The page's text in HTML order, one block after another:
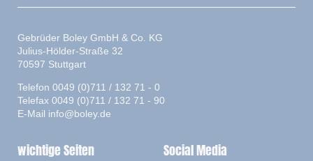
Gebrüder Boley GmbH & Co. KG
Julius-Hölder-Straße 32
70597 Stuttgart
Telefon 0049 (0)711 / 132 71 - 0
Telefax 0049 (0)711 / 132 71 - 90
E-Mail info@boley.de
wichtige Seiten Social Media